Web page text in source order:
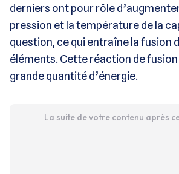
derniers ont pour rôle
pression et la température de la
question, ce qui entraîne la fusion
éléments. Cette réaction de
grande quantité d’énergie.
La suite de votre contenu après